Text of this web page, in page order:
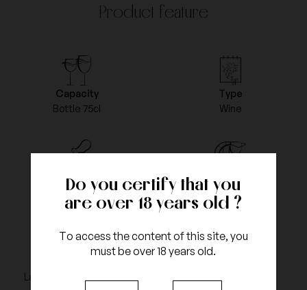
Do you certify that you
are over 18 years old ?
To access the content of this site, you
must be over 18 years old.
Product feature
Capacity
Bottle 75cl
Type
Wine
Color
Red
2009
La Romanée Grand Cru